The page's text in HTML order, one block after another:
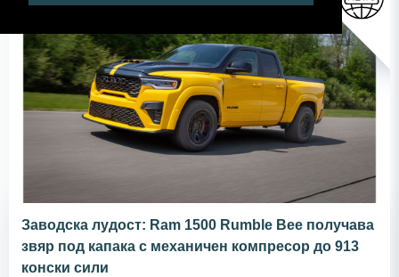
Заводска лудост: Ram 1500 Rumble Bee получава
звяр под капака с механичен компресор до 913
конски сили